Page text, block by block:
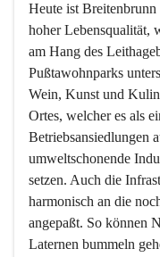
Heute ist
hoher Lebensqualität,
am Hang des
Pußtawohnparks
Wein, Kunst und
Ortes, welcher es als
Betriebsansiedlungen
umweltschonende
setzen. Auch die
harmonisch an die
angepaßt. So können
Laternen bummeln